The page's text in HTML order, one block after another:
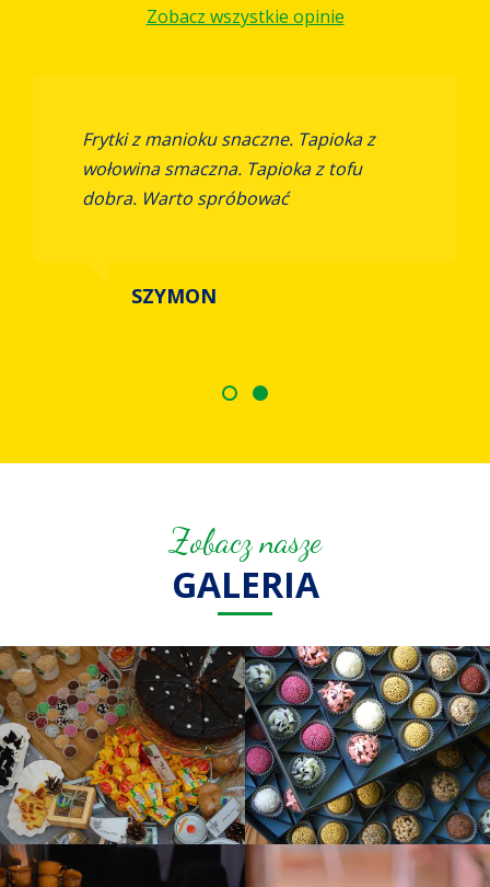
Zobacz wszystkie opinie
Frytki z manioku snaczne. Tapioka z
wołowina smaczna. Tapioka z tofu
dobra. Warto spróbować
SZYMON
Zobacz nasze
GALERIA